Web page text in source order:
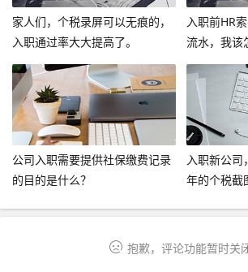
家人们，个税录屏可以无痕的，
入职通过率大大提高了。
入职前HR
流水，我该
过？
公司入职需要提供社保缴费记录
的目的是什么？
入职新公司
年的个税截
抱歉，评论功能暂时关